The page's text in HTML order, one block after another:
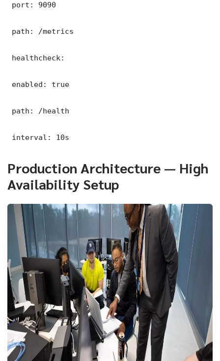
port: 9090
path: /metrics
healthcheck:
enabled: true
path: /health
interval: 10s
Production Architecture — High
Availability Setup